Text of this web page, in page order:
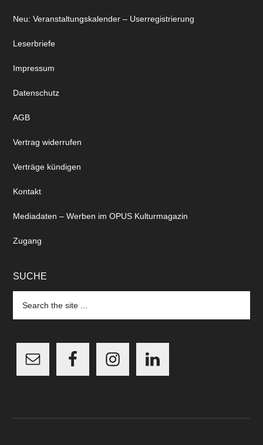
Neu: Veranstaltungskalender – Userregistrierung
Leserbriefe
Impressum
Datenschutz
AGB
Vertrag widerrufen
Verträge kündigen
Kontakt
Mediadaten – Werben im OPUS Kulturmagazin
Zugang
SUCHE
the